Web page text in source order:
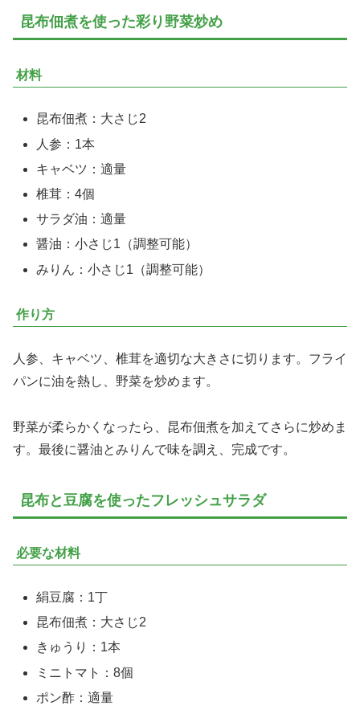
昆布佃煮を使った彩り野菜炒め
材料
昆布佃煮：大さじ2
人参：1本
キャベツ：適量
椎茸：4個
サラダ油：適量
醤油：小さじ1（調整可能）
みりん：小さじ1（調整可能）
作り方
人参、キャベツ、椎茸を適切な大きさに切ります。フライ
パンに油を熱し、野菜を炒めます。
野菜が柔らかくなったら、昆布佃煮を加えてさらに炒めま
す。最後に醤油とみりんで味を調え、完成です。
昆布と豆腐を使ったフレッシュサラダ
必要な材料
絹豆腐：1丁
昆布佃煮：大さじ2
きゅうり：1本
ミニトマト：8個
ポン酢：適量